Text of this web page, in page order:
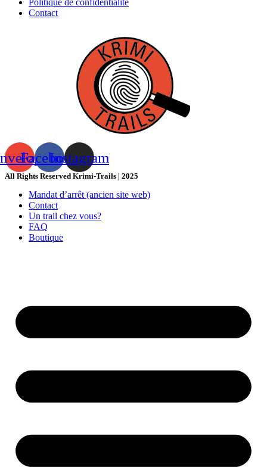
Politique de confidentialité
Contact
FacebookInstagram
All Rights Reserved Krimi-Trails | 2025
Mandat d’arrêt (ancien site web)
Contact
Un trail chez vous?
FAQ
Boutique